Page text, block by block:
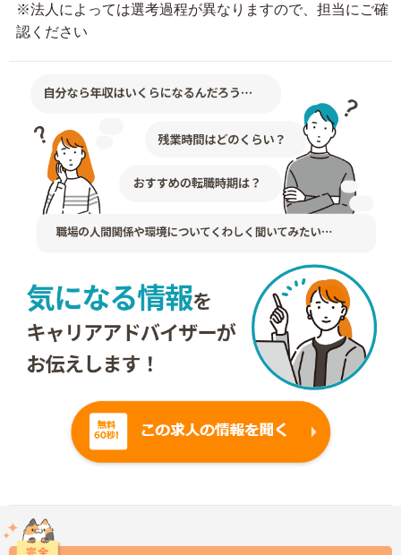
※法人によっては選考過程が異なりますので、担当にご確
認ください